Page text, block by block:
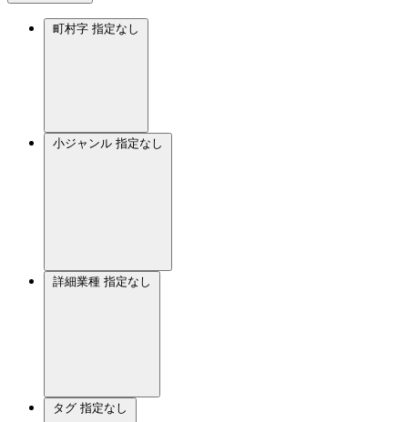
町村字 指定なし
小ジャンル 指定なし
詳細業種 指定なし
タグ 指定なし